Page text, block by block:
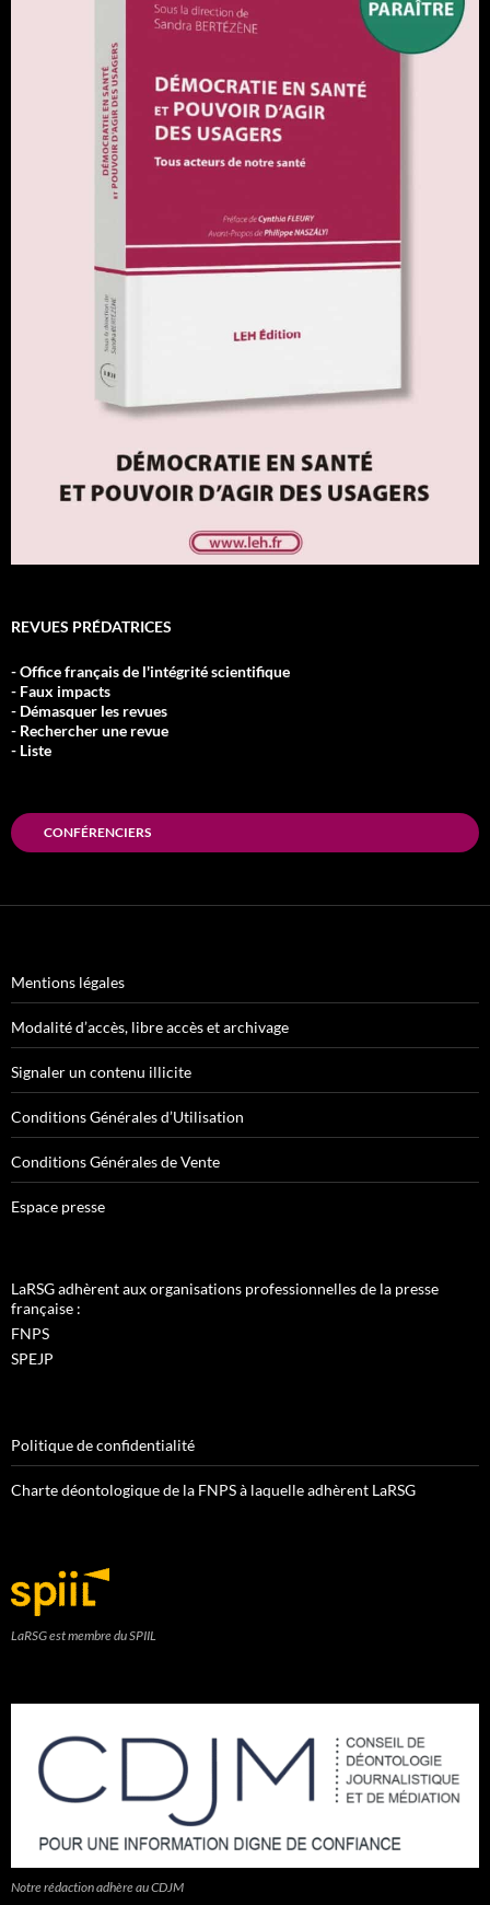
REVUES PRÉDATRICES
- Office français de l'intégrité scientifique
- Faux impacts
- Démasquer les revues
- Rechercher une revue
- Liste
CONFÉRENCIERS
Mentions légales
Modalité d’accès, libre accès et archivage
Signaler un contenu illicite
Conditions Générales d’Utilisation
Conditions Générales de Vente
Espace presse
LaRSG adhèrent aux organisations professionnelles de la presse
française :
FNPS
SPEJP
Politique de confidentialité
Charte déontologique de la FNPS à laquelle adhèrent LaRSG
LaRSG est membre du SPIIL
Notre rédaction adhère au CDJM